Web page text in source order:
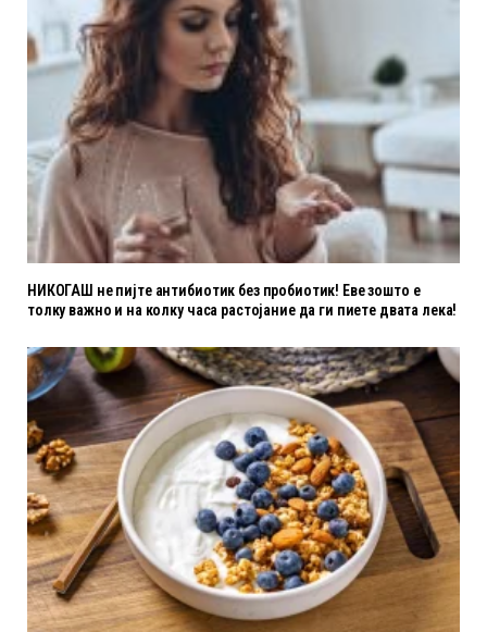
НИКОГАШ не пијте антибиотик без пробиотик! Еве зошто е
толку важно и на колку часа растојание да ги пиете двата лека!